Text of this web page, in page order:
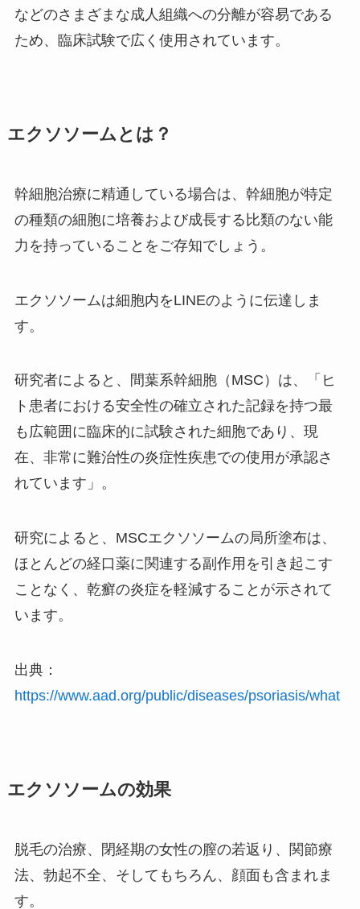
などのさまざまな成人組織への分離が容易である
ため、臨床試験で広く使用されています。
エクソソームとは？
幹細胞治療に精通している場合は、幹細胞が特定
の種類の細胞に培養および成長する比類のない能
力を持っていることをご存知でしょう。
エクソソームは細胞内をLINEのように伝達しま
す。
研究者によると、間葉系幹細胞（MSC）は、「ヒ
ト患者における安全性の確立された記録を持つ最
も広範囲に臨床的に試験された細胞であり、現
在、非常に難治性の炎症性疾患での使用が承認さ
れています」。
研究によると、MSCエクソソームの局所塗布は、
ほとんどの経口薬に関連する副作用を引き起こす
ことなく、乾癬の炎症を軽減することが示されて
います。
出典：
https://www.aad.org/public/diseases/psoriasis/what
エクソソームの効果
脱毛の治療、閉経期の女性の膣の若返り、関節療
法、勃起不全、そしてもちろん、顔面も含まれま
す。